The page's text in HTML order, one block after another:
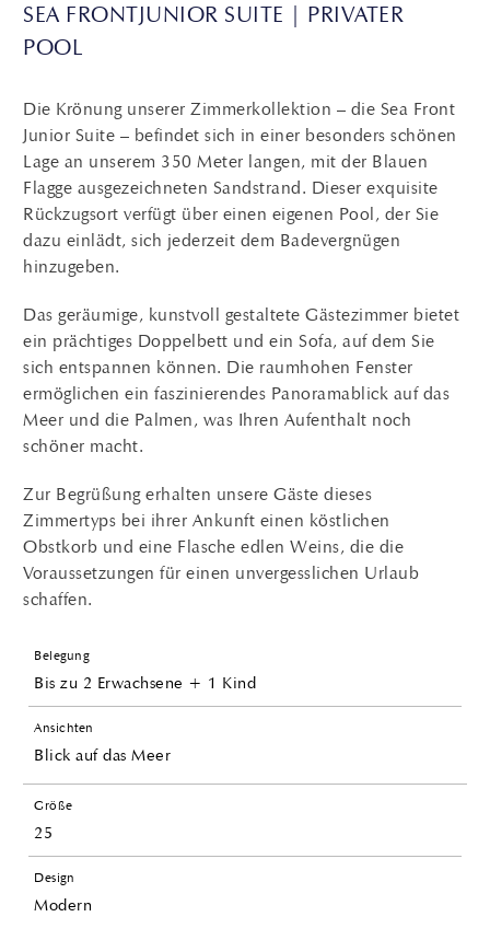
SEA FRONTJUNIOR SUITE | PRIVATER
POOL
Die Krönung unserer Zimmerkollektion – die Sea Front
Junior Suite – befindet sich in einer besonders schönen
Lage an unserem 350 Meter langen, mit der Blauen
Flagge ausgezeichneten Sandstrand. Dieser exquisite
Rückzugsort verfügt über einen eigenen Pool, der Sie
dazu einlädt, sich jederzeit dem Badevergnügen
hinzugeben.
Das geräumige, kunstvoll gestaltete Gästezimmer bietet
ein prächtiges Doppelbett und ein Sofa, auf dem Sie
sich entspannen können. Die raumhohen Fenster
ermöglichen ein faszinierendes Panoramablick auf das
Meer und die Palmen, was Ihren Aufenthalt noch
schöner macht.
Zur Begrüßung erhalten unsere Gäste dieses
Zimmertyps bei ihrer Ankunft einen köstlichen
Obstkorb und eine Flasche edlen Weins, die die
Voraussetzungen für einen unvergesslichen Urlaub
schaffen.
Belegung
Bis zu 2 Erwachsene + 1 Kind
Ansichten
Blick auf das Meer
Größe
25
Design
Modern